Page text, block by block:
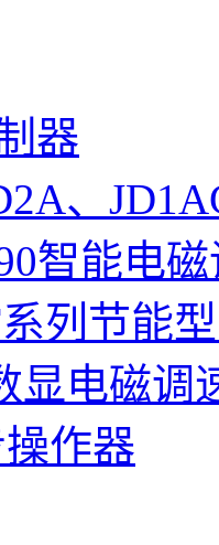
器
、
智能电
列节能
显电磁调
作器